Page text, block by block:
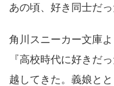
あの頃、好き同士だ
角川スニーカー文庫よ
『高校時代に好きだ
越してきた。義娘と